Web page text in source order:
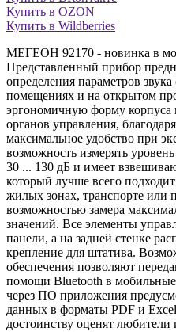
Купить в OZON
Купить в Wildberries
МЕГЕОН 92170 - новинка в
Представленный прибор
определения параметров
помещениях и на открытом
эргономичную форму корпуса
органов управления,
максимальное удобство при
возможность измерять
30 ... 130 дБ и имеет
который лучше всего
жилых зонах, транспорте или
возможностью замера
значений. Все элементы
панели, а на задней стенке
крепление для штатива.
обеспечения позволяют
помощи Bluetooth в мобильные
через ПО приложения
данных в форматы PDF и
достоинству оценят